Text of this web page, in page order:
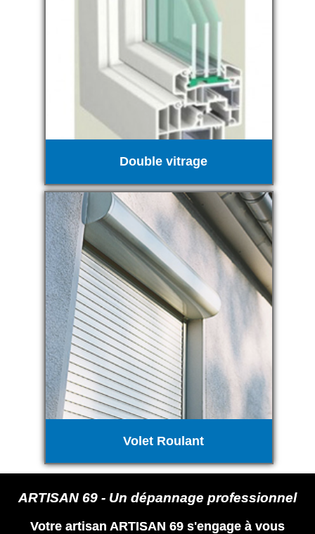
Double vitrage
Volet Roulant
ARTISAN 69 - Un dépannage professionnel
Votre artisan ARTISAN 69 s'engage à vous